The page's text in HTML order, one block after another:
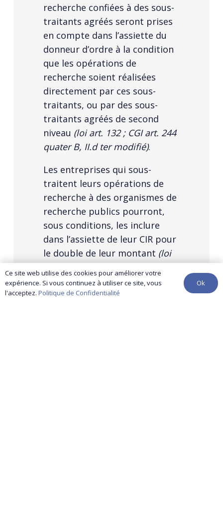
recherche confiées à des sous-
traitants agréés seront prises
en compte dans l’assiette du
donneur d’ordre à la condition
que les opérations de
recherche soient réalisées
directement par ces sous-
traitants, ou par des sous-
traitants agréés de second
niveau (loi art. 132 ; CGI art. 244
quater B, II.d ter modifié).
Les entreprises qui sous-
traitent leurs opérations de
recherche à des organismes de
recherche publics pourront,
sous conditions, les inclure
dans l’assiette de leur CIR pour
le double de leur montant (loi
art. 132 ; CGI art. 244 quater B,
II, d, 9° modifié).
Ce site web utilise des cookies pour améliorer votre
expérience. Si vous continuez à utiliser ce site, vous
l'acceptez. Politique de Confidentialité
Ok